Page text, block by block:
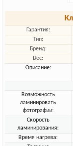
Гарантия:
Тип:
Бренд:
Вес:
Описание:
Возможность
ламинировать
фотографии:
Скорость
ламинирования:
Время нагрева: